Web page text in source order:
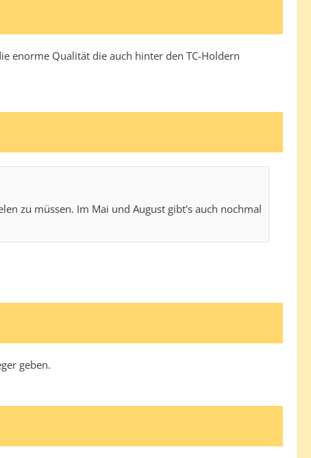
enorme Qualität die auch hinter den TC-Holdern
zu müssen. Im Mai und August gibt's auch nochmal
geben.